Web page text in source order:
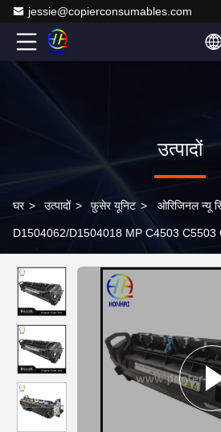
jessie@copierconsumables.com
उत्पादों
घर > उत्पादों > फ़ुसेर यूनिट > ओरिजिनल न्यू
D1504062/D1504018 MP C4503 C5503